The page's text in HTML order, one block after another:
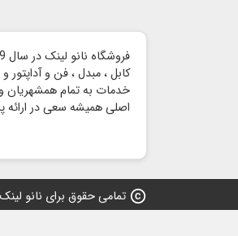
خدمات به تمام همشهریان و
اصلی همیشه سعی در ارائه
copyright تمامی حقوق برای نانو